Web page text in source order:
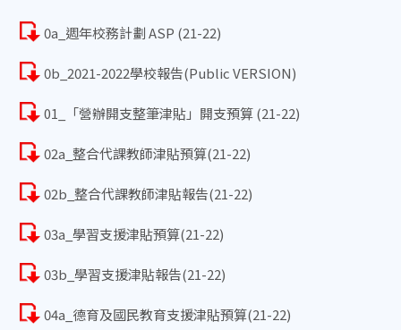
0a_週年校務計劃 ASP (21-22)
0b_2021-2022學校報告(Public VERSION)
01_「營辦開支整筆津貼」開支預算 (21-22)
02a_整合代課教師津貼預算(21-22)
02b_整合代課教師津貼報告(21-22)
03a_學習支援津貼預算(21-22)
03b_學習支援津貼報告(21-22)
04a_德育及國民教育支援津貼預算(21-22)